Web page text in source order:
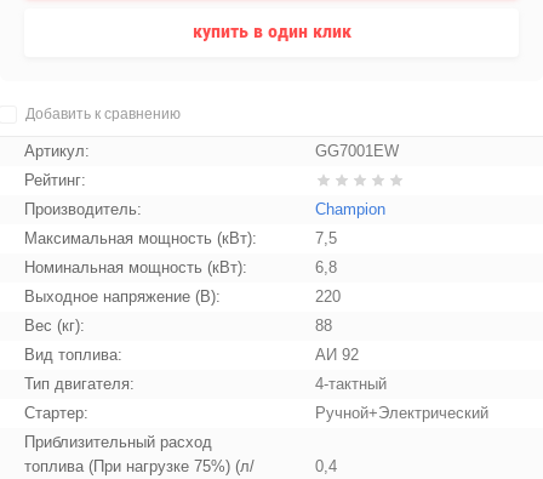
купить в один клик
Добавить к сравнению
Артикул:
GG7001EW
Рейтинг:
Производитель:
Champion
Максимальная мощность (кВт):
7,5
Номинальная мощность (кВт):
6,8
Выходное напряжение (В):
220
Вес (кг):
88
Вид топлива:
АИ 92
Тип двигателя:
4-тактный
Стартер:
Ручной+Электрический
Приблизительный расход
топлива (При нагрузке 75%) (л/
0,4